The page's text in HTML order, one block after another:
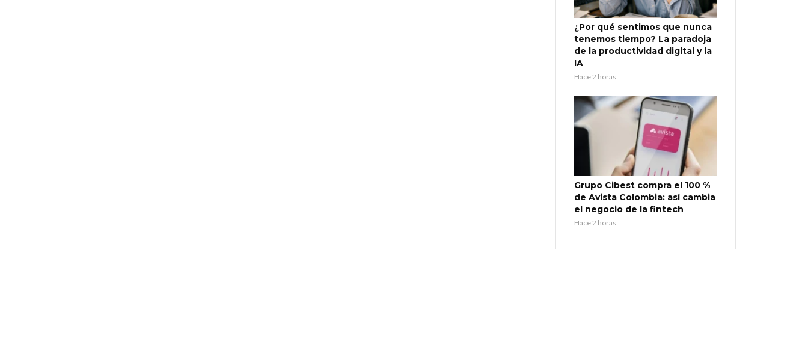
¿Por qué sentimos que nunca
tenemos tiempo? La paradoja
de la productividad digital y la
IA
Hace 2 horas
Grupo Cibest compra el 100 %
de Avista Colombia: así cambia
el negocio de la fintech
Hace 2 horas